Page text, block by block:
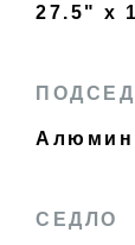
27.5" x
СЕДЛО